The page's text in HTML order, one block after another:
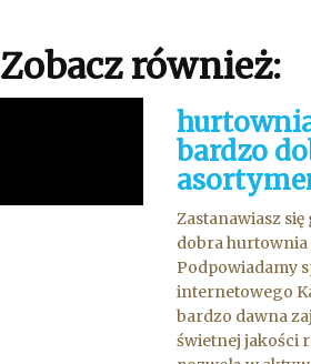
Zobacz również:
bardzo
Zastanawiasz
dobra hurtownia
Podpowiadamy
internetowego
bardzo dawna
świetnej jakości